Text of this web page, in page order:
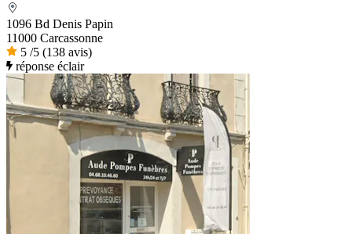
1096 Bd Denis Papin
11000 Carcassonne
5 /5 (138 avis)
réponse éclair